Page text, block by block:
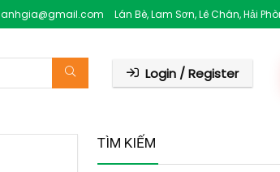
Lán Bè, Lam Sơn, Lê Chân, Hải
Login / Register
TÌM KIẾM